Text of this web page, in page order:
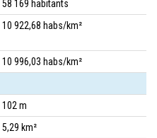
58 169 habitants
10 922,68 habs/km²
10 996,03 habs/km²
102 m
5,29 km²